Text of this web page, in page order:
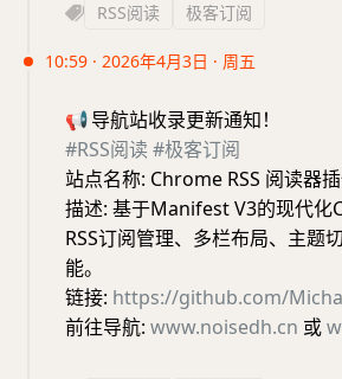
RSS阅读 极客订阅
10:59 · 2026年4月3日 · 周五
📢导航站收录更新通知！
#RSS阅读 #极客订阅
站点名称: Chrome RSS 阅读器
描述: 基于Manifest V3的现代化
RSS订阅管理、多栏布局、主题
能。
链接: https://github.com/
前往导航: www.noisedh.cn 或